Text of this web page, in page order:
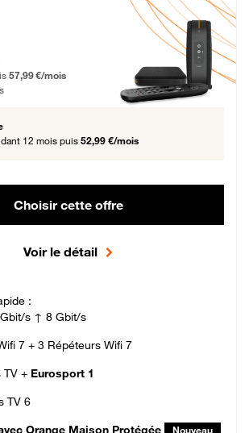
Fibre
12 mois puis 57,99 € par mois, Engagement 12 mois
57,99 €/mois
12 mois puis 52,99 €/mois
Choisir cette offre
Voir le détail
:
s ↑ 8 Gbit/s
7 + 3 Répéteurs Wifi 7
TV + Eurosport 1
TV 6
Orange Maison Protégée Nouveau